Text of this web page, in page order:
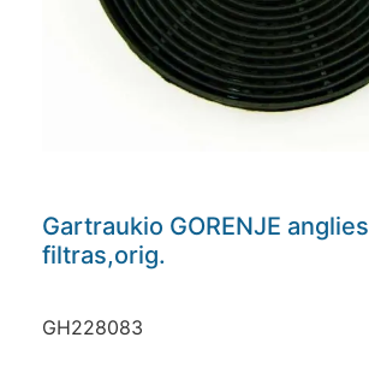
Gartraukio GORENJE anglies
filtras,orig.
GH228083